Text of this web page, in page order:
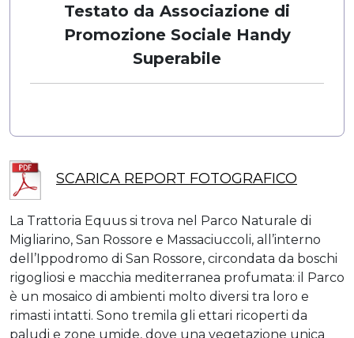
Testato da Associazione di
Promozione Sociale Handy
Superabile
SCARICA REPORT FOTOGRAFICO
La Trattoria Equus si trova nel Parco Naturale di
Migliarino, San Rossore e Massaciuccoli, all’interno
dell’Ippodromo di San Rossore, circondata da boschi
rigogliosi e macchia mediterranea profumata: il Parco
è un mosaico di ambienti molto diversi tra loro e
rimasti intatti. Sono tremila gli ettari ricoperti da
paludi e zone umide, dove una vegetazione unica